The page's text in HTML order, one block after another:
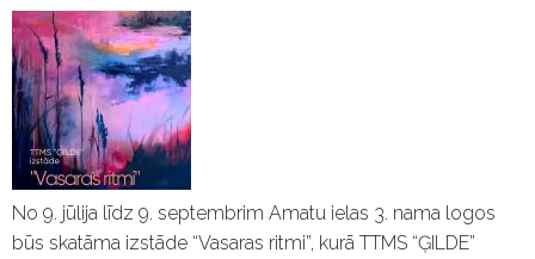
No 9. jūlija līdz 9. septembrim Amatu ielas 3. nama logos
būs skatāma izstāde “Vasaras ritmi”, kurā TTMS “ĢILDE”